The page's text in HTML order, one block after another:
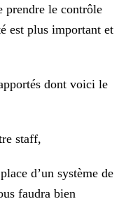
prendre le contrôle
est plus important et
dont voici le
staff,
d’un système de
faudra bien